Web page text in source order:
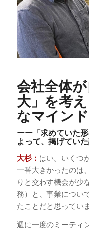
会社全体
大」を考
なマインド
ーー「求めていた
よって、掲げてい
大杉： はい。いくつ
一番大きかったのは
りと交わす機会が少
務）と、事業につい
たことだと思っていま
週に一度のミーティ